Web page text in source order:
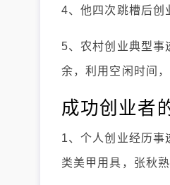
4、他四次跳槽后创
5、农村创业典型事
余，利用空闲时间
成功创业者
1、个人创业经历事
类美甲用具，张秋